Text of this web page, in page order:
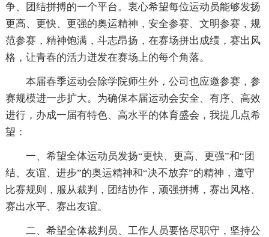
争、团结拼搏的一个平台。衷心希望每位运动员能够发扬
更高、更快、更强的奥运精神，安全参赛、文明参赛，规
范参赛，精神饱满，斗志昂扬，在赛场拼出成绩，赛出风
格，让青春的活力迸发在赛场上的每个角落。
本届春季运动会除学院师生外，公司也应邀参赛，参
赛规模进一步扩大。为确保本届运动会安全、有序、高效
进行，办成一届有特色、高水平的体育盛会，我提几点希
望：
一、希望全体运动员发扬“更快、更高、更强”和“团
结、友谊、进步”的奥运精神和“决不放弃”的精神，遵守
比赛规则，服从裁判，团结协作，顽强拼搏，赛出风格、
赛出水平、赛出友谊。
二、希望全体裁判员、工作人员要恪尽职守，坚持公